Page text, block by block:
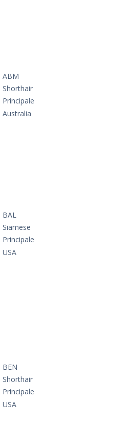
ABM
Shorthair
Principale
Australia
BAL
Siamese
Principale
USA
BEN
Shorthair
Principale
USA